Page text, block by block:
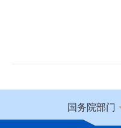
国务院部门